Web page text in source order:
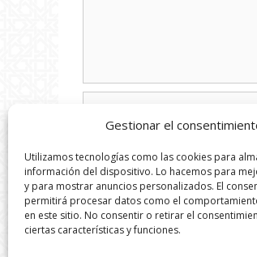
Gestionar el
Utilizamos tecnologías como las cookies para
información del dispositivo. Lo hacemos para
y para mostrar anuncios personalizados. El
permitirá procesar datos como el
en este sitio. No consentir o retirar el
ciertas características y funciones.
Nombre
Correo
electrónico
Web